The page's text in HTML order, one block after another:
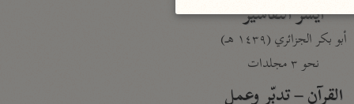
أيسر التفاسير
أبو بكر الجزائري (١٤٣٩ هـ)
نحو ٣ مجلدات
القرآن – تدبّر وعمل